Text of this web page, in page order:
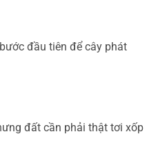
đầu tiên để cây phát
đất cần phải thật tơi xốp